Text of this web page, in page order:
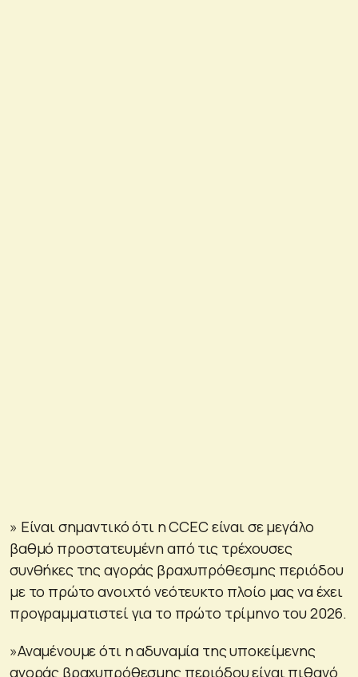
» Είναι σημαντικό ότι η CCEC είναι σε μεγάλο
βαθμό προστατευμένη από τις τρέχουσες
συνθήκες της αγοράς βραχυπρόθεσμης περιόδου
με το πρώτο ανοιχτό νεότευκτο πλοίο μας να έχει
προγραμματιστεί για το πρώτο τρίμηνο του 2026.
»Αναμένουμε ότι η αδυναμία της υποκείμενης
αγοράς βραχυπρόθεσμης περιόδου είναι πιθανό